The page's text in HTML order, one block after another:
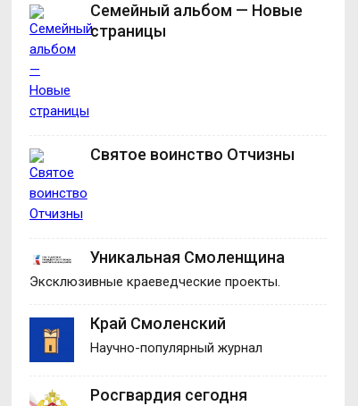
Семейный альбом — Новые
страницы
Святое воинство Отчизны
Уникальная Смоленщина
Эксклюзивные краеведческие проекты.
Край Смоленский
Научно-популярный журнал
Росгвардия сегодня